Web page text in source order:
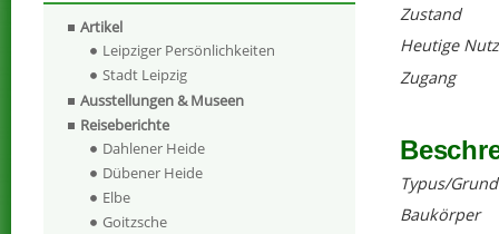
Zustand
Heutige
Zugang
Typus/
Baukörper
Artikel
Leipziger Persönlichkeiten
Stadt Leipzig
Ausstellungen & Museen
Reiseberichte
Dahlener Heide
Dübener Heide
Elbe
Goitzsche